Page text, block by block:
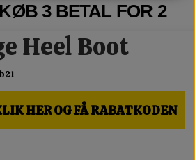
3 BETAL FOR 2
Heel Boot
HER OG FÅ RABATKODEN